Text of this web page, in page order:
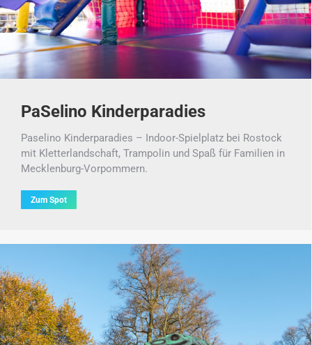
PaSelino Kinderparadies
Paselino Kinderparadies – Indoor-Spielplatz bei Rostock
mit Kletterlandschaft, Trampolin und Spaß für Familien in
Mecklenburg-Vorpommern.
Zum Spot